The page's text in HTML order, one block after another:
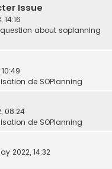
Issue
14:16
about soplanning
de SOPlanning
08:24
de SOPlanning
2022, 14:32